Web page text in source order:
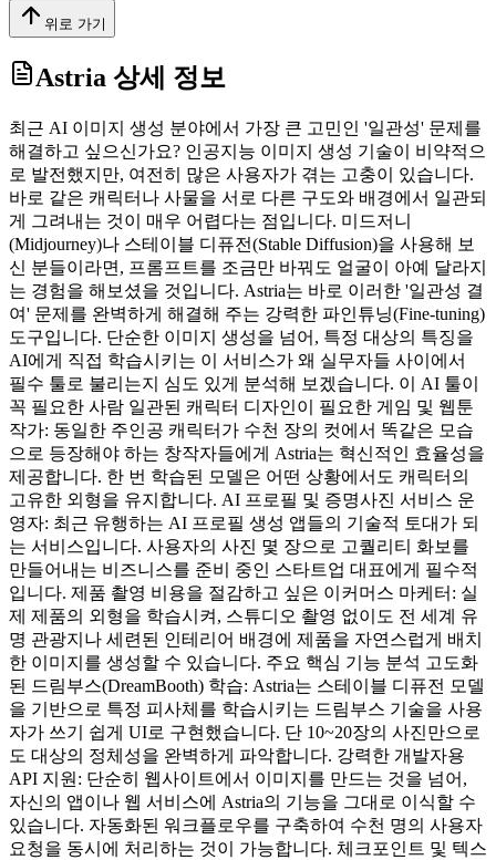
위로 가기
Astria 상세 정보
최근 AI 이미지 생성 분야에서 가장 큰 고민인 '일관성' 문제를
해결하고 싶으신가요? 인공지능 이미지 생성 기술이 비약적으
로 발전했지만, 여전히 많은 사용자가 겪는 고충이 있습니다.
바로 같은 캐릭터나 사물을 서로 다른 구도와 배경에서 일관되
게 그려내는 것이 매우 어렵다는 점입니다. 미드저니
(Midjourney)나 스테이블 디퓨전(Stable Diffusion)을 사용해 보
신 분들이라면, 프롬프트를 조금만 바꿔도 얼굴이 아예 달라지
는 경험을 해보셨을 것입니다. Astria는 바로 이러한 '일관성 결
여' 문제를 완벽하게 해결해 주는 강력한 파인튜닝(Fine-tuning)
도구입니다. 단순한 이미지 생성을 넘어, 특정 대상의 특징을
AI에게 직접 학습시키는 이 서비스가 왜 실무자들 사이에서
필수 툴로 불리는지 심도 있게 분석해 보겠습니다. 이 AI 툴이
꼭 필요한 사람 일관된 캐릭터 디자인이 필요한 게임 및 웹툰
작가: 동일한 주인공 캐릭터가 수천 장의 컷에서 똑같은 모습
으로 등장해야 하는 창작자들에게 Astria는 혁신적인 효율성을
제공합니다. 한 번 학습된 모델은 어떤 상황에서도 캐릭터의
고유한 외형을 유지합니다. AI 프로필 및 증명사진 서비스 운
영자: 최근 유행하는 AI 프로필 생성 앱들의 기술적 토대가 되
는 서비스입니다. 사용자의 사진 몇 장으로 고퀄리티 화보를
만들어내는 비즈니스를 준비 중인 스타트업 대표에게 필수적
입니다. 제품 촬영 비용을 절감하고 싶은 이커머스 마케터: 실
제 제품의 외형을 학습시켜, 스튜디오 촬영 없이도 전 세계 유
명 관광지나 세련된 인테리어 배경에 제품을 자연스럽게 배치
한 이미지를 생성할 수 있습니다. 주요 핵심 기능 분석 고도화
된 드림부스(DreamBooth) 학습: Astria는 스테이블 디퓨전 모델
을 기반으로 특정 피사체를 학습시키는 드림부스 기술을 사용
자가 쓰기 쉽게 UI로 구현했습니다. 단 10~20장의 사진만으로
도 대상의 정체성을 완벽하게 파악합니다. 강력한 개발자용
API 지원: 단순히 웹사이트에서 이미지를 만드는 것을 넘어,
자신의 앱이나 웹 서비스에 Astria의 기능을 그대로 이식할 수
있습니다. 자동화된 워크플로우를 구축하여 수천 명의 사용자
요청을 동시에 처리하는 것이 가능합니다. 체크포인트 및 텍스